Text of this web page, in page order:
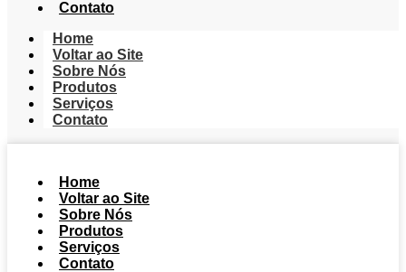
Contato
Home
Voltar ao Site
Sobre Nós
Produtos
Serviços
Contato
Home
Voltar ao Site
Sobre Nós
Produtos
Serviços
Contato